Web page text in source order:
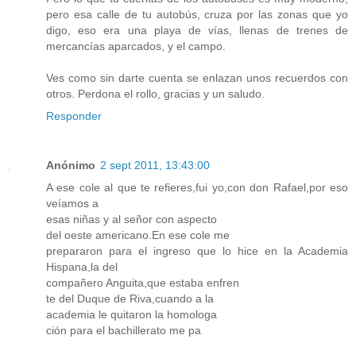
pero esa calle de tu autobús, cruza por las zonas que yo
digo, eso era una playa de vías, llenas de trenes de
mercancías aparcados, y el campo.
Ves como sin darte cuenta se enlazan unos recuerdos con
otros. Perdona el rollo, gracias y un saludo.
Responder
Anónimo 2 sept 2011, 13:43:00
A ese cole al que te refieres,fui yo,con don Rafael,por eso
veíamos a
esas niñas y al señor con aspecto
del oeste americano.En ese cole me
prepararon para el ingreso que lo hice en la Academia
Hispana,la del
compañero Anguita,que estaba enfren
te del Duque de Riva,cuando a la
academia le quitaron la homologa
ción para el bachillerato me pa